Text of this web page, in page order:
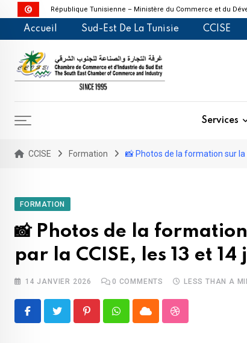
République Tunisienne – Ministère du Commerce et du
to
content
Accueil Sud-Est De La Tunisie CCISE
Services
CCISE Formation 📸 Photos de la formation sur la
FORMATION
📸 Photos de la
par la CCISE, les 13 et
14 JANVIER 2026 0 COMMENTS LESS THAN A
PinterestWhatsappCloud StumbleUpon